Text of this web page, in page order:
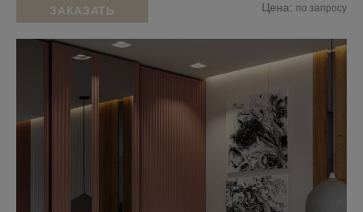
ЗАКАЗАТЬ Цена: по запросу